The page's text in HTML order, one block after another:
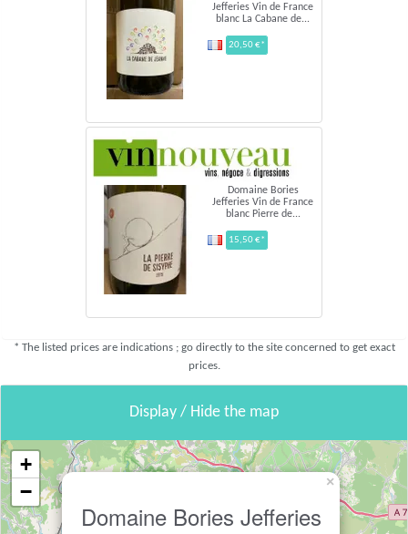
Jefferies Vin de France
blanc La Cabane de...
20,50 €*
Domaine Bories
Jefferies Vin de France
blanc Pierre de...
15,50 €*
* The listed prices are indications ; go directly to the site concerned to get exact
prices.
Display / Hide the map
Domaine Bories Jefferies
×
+
−